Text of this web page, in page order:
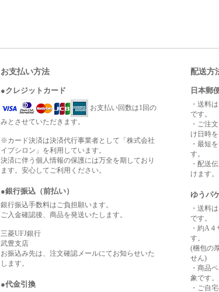
お支払い方法
●クレジットカード
お支払い回数は1回の
みとさせていただきます。
※カード決済は決済代行事業者として「株式会社
イプシロン」を利用しています。
決済に伴う個人情報の保護には万全を期しており
ます。安心してご利用ください。
●銀行振込（前払い）
銀行振込手数料はご負担願います。
ご入金確認後、商品を発送いたします。
三菱UFJ銀行
武豊支店
お振込み先は、注文確認メールにてお知らせいた
します。
●代金引換
配送方
日本郵
・送料
です。
・ご注
け日時
・最短
す。
・配送
けます。
ゆうパ
・送料
です。
・約A
す。
(梱包の
せん)
・商品
象です。
・ご自